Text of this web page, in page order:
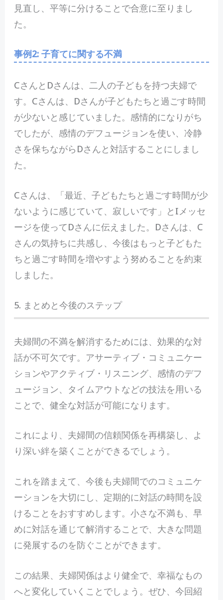
見直し、平等に分けることで合意に至りまし
た。
事例2: 子育てに関する不満
CさんとDさんは、二人の子どもを持つ夫婦で
す。Cさんは、Dさんが子どもたちと過ごす時間
が少ないと感じていました。感情的になりがち
でしたが、感情のデフュージョンを使い、冷静
さを保ちながらDさんと対話することにしまし
た。
Cさんは、「最近、子どもたちと過ごす時間が少
ないように感じていて、寂しいです」とIメッセ
ージを使ってDさんに伝えました。Dさんは、C
さんの気持ちに共感し、今後はもっと子どもた
ちと過ごす時間を増やすよう努めることを約束
しました。
5. まとめと今後のステップ
夫婦間の不満を解消するためには、効果的な対
話が不可欠です。アサーティブ・コミュニケー
ションやアクティブ・リスニング、感情のデフ
ュージョン、タイムアウトなどの技法を用いる
ことで、健全な対話が可能になります。
これにより、夫婦間の信頼関係を再構築し、よ
り深い絆を築くことができるでしょう。
これを踏まえて、今後も夫婦間でのコミュニケ
ーションを大切にし、定期的に対話の時間を設
けることをおすすめします。小さな不満も、早
めに対話を通じて解消することで、大きな問題
に発展するのを防ぐことができます。
この結果、夫婦関係はより健全で、幸福なもの
へと変化していくことでしょう。ぜひ、今回紹